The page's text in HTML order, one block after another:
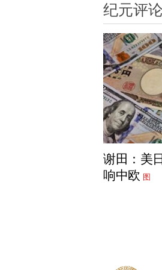
纪元评论
谢田：美
响中欧 图